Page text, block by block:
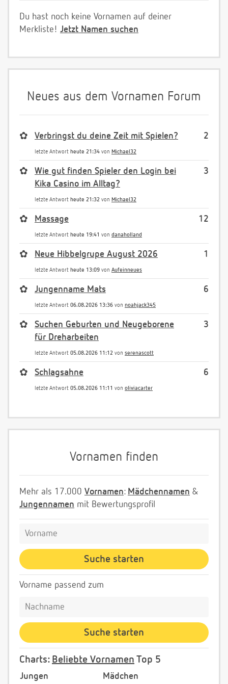
Du hast noch keine Vornamen auf deiner
Merkliste! Jetzt Namen suchen
Neues aus dem Vornamen Forum
2
✿ Verbringst du deine Zeit mit Spielen?
letzte Antwort heute 21:34 von Michael32
3
✿
Wie gut finden Spieler den Login bei
Kika Casino im Alltag?
letzte Antwort heute 21:32 von Michael32
12
✿ Massage
letzte Antwort heute 19:41 von danaholland
1
✿ Neue Hibbelgrupe August 2026
letzte Antwort heute 13:09 von Aufeinneues
6
✿ Jungenname Mats
letzte Antwort 06.08.2026 13:36 von noahjack345
3
✿
Suchen Geburten und Neugeborene
für Dreharbeiten
letzte Antwort 05.08.2026 11:12 von serenascott
6
✿ Schlagsahne
letzte Antwort 05.08.2026 11:11 von oliviacarter
Vornamen finden
Mehr als 17.000 Vornamen: Mädchennamen &
Jungennamen mit Bewertungsprofil
Vorname passend zum
Charts: Beliebte Vornamen Top 5
Jungen Mädchen